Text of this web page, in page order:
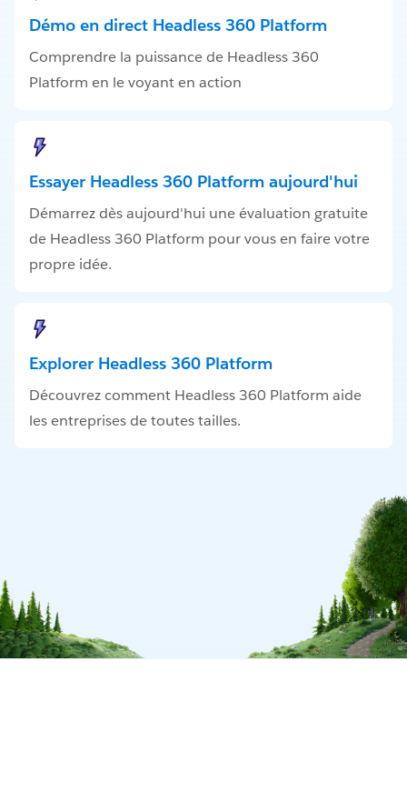
Démo en direct Headless 360 Platform
Comprendre la puissance de Headless 360
Platform en le voyant en action
Essayer Headless 360 Platform aujourd'hui
Démarrez dès aujourd'hui une évaluation gratuite
de Headless 360 Platform pour vous en faire votre
propre idée.
Explorer Headless 360 Platform
Découvrez comment Headless 360 Platform aide
les entreprises de toutes tailles.